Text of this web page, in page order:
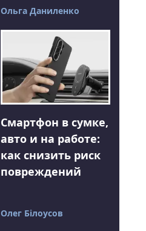
Ольга Даниленко
Смартфон в сумке,
авто и на работе:
как снизить риск
повреждений
Олег Білоусов